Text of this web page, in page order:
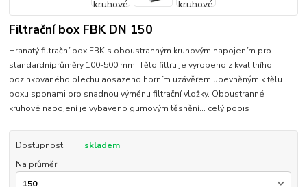
Filtrační box FBK DN 150
Hranatý filtrační box FBK s oboustranným kruhovým napojením pro
standardníprůměry 100-500 mm. Tělo filtru je vyrobeno z kvalitního
pozinkovaného plechu aosazeno horním uzávěrem upevněným k tělu
boxu sponami pro snadnou výměnu filtrační vložky. Oboustranné
kruhové napojení je vybaveno gumovým těsnění... celý popis
Dostupnost
skladem
Na průměr